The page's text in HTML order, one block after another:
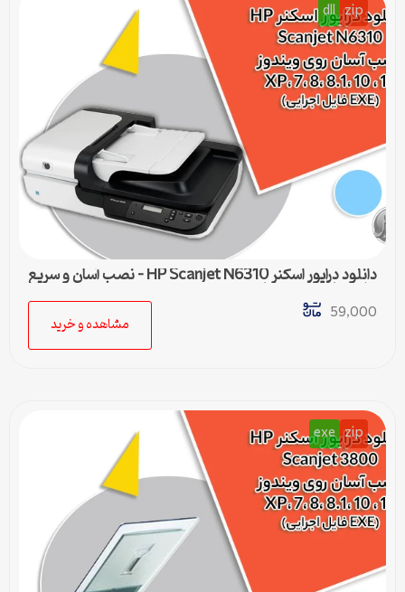
zip
dll
دانلود درایور اسکنر HP Scanjet N6310 – نصب آسان و سریع
برای تمامی ویندوزها
59,000
مشاهده و خرید
zip
exe